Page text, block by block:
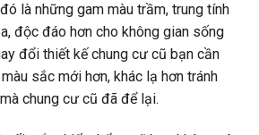
là những gam màu trầm, trung tính
độc đáo hơn cho không gian sống
đổi thiết kế chung cư cũ bạn cần
sắc mới hơn, khác lạ hơn tránh
chung cư cũ đã để lại.